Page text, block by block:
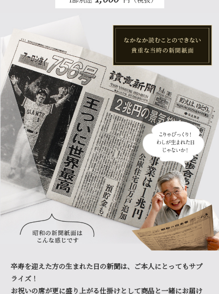
卒寿を迎えた方の生まれた日の新聞は、ご本人にとってもサプ
ライズ！
お祝いの席が更に盛り上がる仕掛けとして商品と一緒にお届け